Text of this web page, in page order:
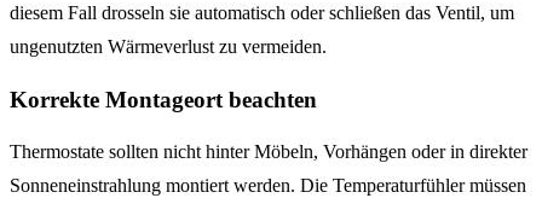
diesem Fall drosseln sie automatisch oder schließen das Ventil, um
ungenutzten Wärmeverlust zu vermeiden.
Korrekte Montageort beachten
Thermostate sollten nicht hinter Möbeln, Vorhängen oder in direkter
Sonneneinstrahlung montiert werden. Die Temperaturfühler müssen